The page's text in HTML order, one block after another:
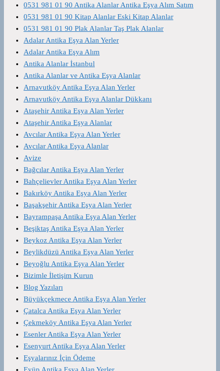
0531 981 01 90 Antika Alanlar Antika Eşya Alım Satım
0531 981 01 90 Kitap Alanlar Eski Kitap Alanlar
0531 981 01 90 Plak Alanlar Taş Plak Alanlar
Adalar Antika Eşya Alan Yerler
Adalar Antika Eşya Alım
Antika Alanlar İstanbul
Antika Alanlar ve Antika Eşya Alanlar
Arnavutköy Antika Eşya Alan Yerler
Arnavutköy Antika Eşya Alanlar Dükkanı
Ataşehir Antika Eşya Alan Yerler
Ataşehir Antika Eşya Alanlar
Avcılar Antika Eşya Alan Yerler
Avcılar Antika Eşya Alanlar
Avize
Bağcılar Antika Eşya Alan Yerler
Bahçelievler Antika Eşya Alan Yerler
Bakırköy Antika Eşya Alan Yerler
Başakşehir Antika Eşya Alan Yerler
Bayrampaşa Antika Eşya Alan Yerler
Beşiktaş Antika Eşya Alan Yerler
Beykoz Antika Eşya Alan Yerler
Beylikdüzü Antika Eşya Alan Yerler
Beyoğlu Antika Eşya Alan Yerler
Bizimle İletişim Kurun
Blog Yazıları
Büyükçekmece Antika Eşya Alan Yerler
Çatalca Antika Eşya Alan Yerler
Çekmeköy Antika Eşya Alan Yerler
Esenler Antika Eşya Alan Yerler
Esenyurt Antika Eşya Alan Yerler
Eşyalarınız İçin Ödeme
Eyüp Antika Eşya Alan Yerler